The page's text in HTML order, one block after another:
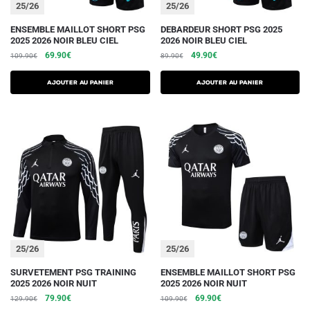
25/26
ENSEMBLE MAILLOT SHORT PSG
2025 2026 NOIR BLEU CIEL
109.90€
Le
initial
était :
69.90€Le
actuel
est :
AJOUTER AU PANIER
Ce
produit
a
plusieurs
variations.
peuvent
être
choisies
sur
la
page
du
25/26
DEBARDEUR SHORT PSG 2025
2026 NOIR BLEU CIEL
89.90€
Le
initial
était :
49.90€Le
actuel
est :
AJOUTER AU PANIER
Ce
produit
a
plusieurs
variations.
options
peuvent
être
choisies
page
du
25/26
SURVETEMENT PSG TRAINING
2025 2026 NOIR NUIT
129.90€
Le
79.90€Le
Ce
produit
a
25/26
ENSEMBLE MAILLOT SHORT PSG
2025 2026 NOIR NUIT
109.90€
Le
69.90€Le
Ce
produit
a